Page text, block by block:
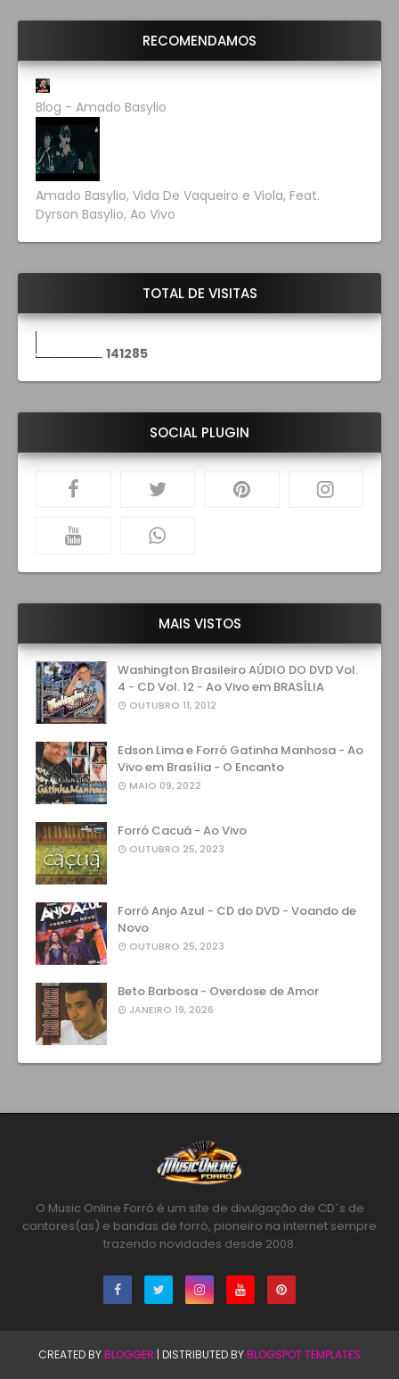
RECOMENDAMOS
Blog - Amado Basylio
Amado Basylio, Vida De Vaqueiro e Viola, Feat.
Dyrson Basylio, Ao Vivo
TOTAL DE VISITAS
141285
SOCIAL PLUGIN
MAIS VISTOS
Washington Brasileiro AÚDIO DO DVD Vol.
4 - CD Vol. 12 - Ao Vivo em BRASÍLIA
OUTUBRO 11, 2012
Edson Lima e Forró Gatinha Manhosa - Ao
Vivo em Brasília - O Encanto
MAIO 09, 2022
Forró Cacuá - Ao Vivo
OUTUBRO 25, 2023
Forró Anjo Azul - CD do DVD - Voando de
Novo
OUTUBRO 25, 2023
Beto Barbosa - Overdose de Amor
JANEIRO 19, 2026
O Music Online Forró é um site de divulgação de CD´s de
cantores(as) e bandas de forró, pioneiro na internet sempre
trazendo novidades desde 2008.
CREATED BYBLOGGER | DISTRIBUTED BYBLOGSPOT TEMPLATES